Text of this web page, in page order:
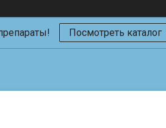
Посмотреть каталог